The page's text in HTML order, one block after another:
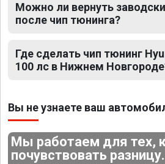
Можно ли вернуть
после чип тюнинга?
Где сделать чип тюнинг
100 лс в Нижнем
Вы не узнаете ваш
Мы работаем для тех,
почувствовать разницу.